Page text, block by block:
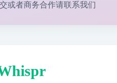
或者商务合作请联系我们